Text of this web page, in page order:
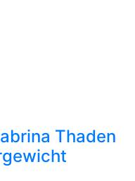
Thaden